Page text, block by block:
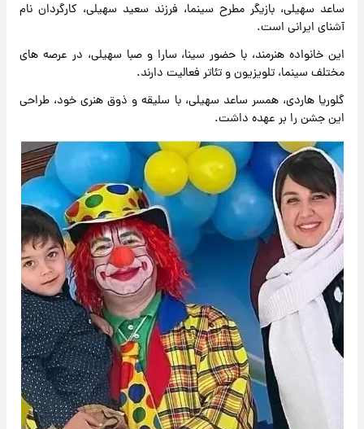
ساعد سهیلی، بازیگر مطرح سینما، فرزند سعید سهیلی، کارگردان نام
آشنای ایرانی است.
این خانواده هنرمند، با حضور سینا، سارا و صبا سهیلی، در عرصه های
مختلف سینما، تلویزیون و تئاتر فعالیت دارند.
گلوریا هاردی، همسر ساعد سهیلی، با سلیقه و ذوق هنری خود، طراحی
این جشن را بر عهده داشت.